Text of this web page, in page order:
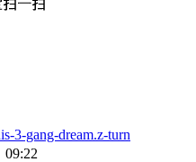
3-gang-dream.z-turn
09:22